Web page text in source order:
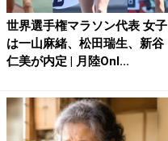
世界選手権マラソン代表 女子
は一山麻緒、松田瑞生、新谷
仁美が内定 | 月陸Onl...